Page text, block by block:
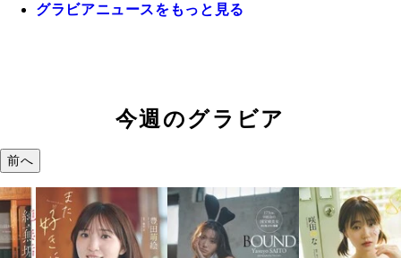
グラビアニュースをもっと見る
今週のグラビア
前へ